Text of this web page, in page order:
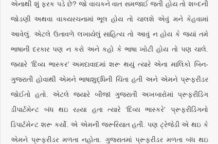
એનાથી શું ફરક પડે છે? જો વાચકને વાત સમજાઈ જતી હોય તો શબ્દની
જોડણી અથવા વાક્યરચનામાં ભૂલ હોય તો ચાલશે એવું મને કેહવામાં
આવેલું. એટલે ઉતાવળે લખાયેલું સાહિત્ય તો આવું ન હોય કે જ્યાં તમે
ભાષાની દરકાર પણ ન કરો અને કહો કે ભાષા ખોટી હોય તો પણ ચાલે.
જ્યારે ‘દિવ્ય ભાસ્કર’ અમદાવાદમાં શરૂ થયું ત્યારે એના માલિકો બિન-
ગુજરાતી હોવાથી એમને ભાષાશુદ્ધિની ચિંતા હતી અને એમને પ્રૂફરીડર
જોઈતો હતો. એટલે જ્યારે બીજાં ગુજરાતી અખબારોમાં પ્રૂફરીડિંગ
ડીપાર્ટમેન્ટ બંધ થઇ રહ્યા હતા ત્યારે ‘દિવ્ય ભાસ્કરે’ પ્રૂફરીડિંગનો
ડિપાર્ટમેન્ટ શરૂ કર્યો. એ એમની જરૂરિયાત હતી. પણ ટ્રેજેડી એ થઇ કે
એમને પ્રૂફરીડર મળતા નહોતા. ગુજરાતમાં પ્રૂફરીડર મળતા બંધ થઇ